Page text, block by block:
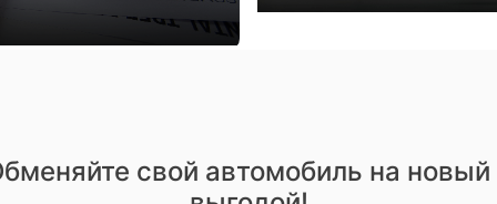
свой автомобиль на новый